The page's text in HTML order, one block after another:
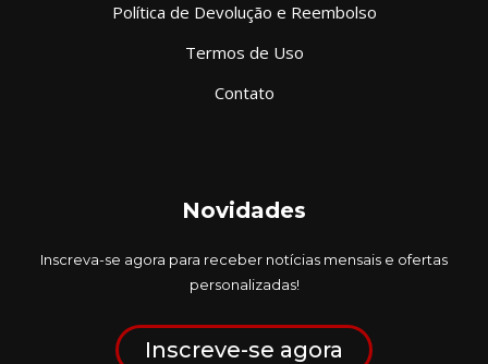
Política de Devolução e Reembolso
Termos de Uso
Contato
Novidades
Inscreva-se agora para receber notícias mensais e ofertas
personalizadas!
Inscreve-se agora